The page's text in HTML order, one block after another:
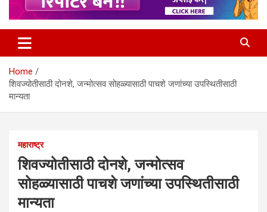
Home
शिवज्योतीसाठी दोनशे, जन्मोत्सव सोहळ्यासाठी पाचशे जणांच्या उपस्थितीसाठी
मान्यता
महाराष्ट्र
शिवज्योतीसाठी दोनशे, जन्मोत्सव
सोहळ्यासाठी पाचशे जणांच्या उपस्थितीसाठी
मान्यता